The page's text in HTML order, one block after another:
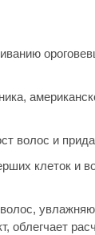
волос и
клеток и
облегчает